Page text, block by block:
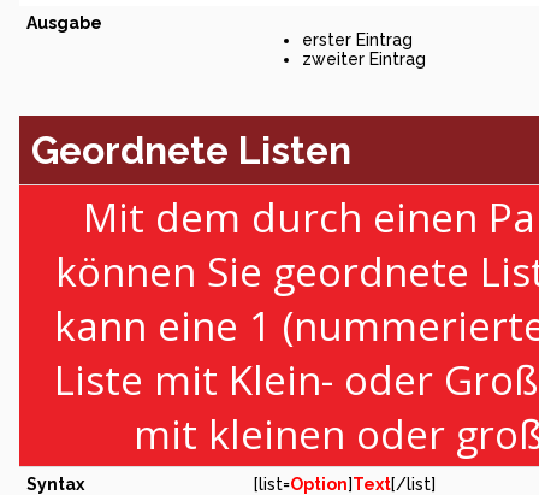
Ausgabe
erster Eintrag
zweiter Eintrag
Geordnete Listen
Mit dem durch einen
können Sie geordnete
kann eine 1
Liste mit Klein- oder
mit kleinen oder
Syntax [list=Option]Text[/list]